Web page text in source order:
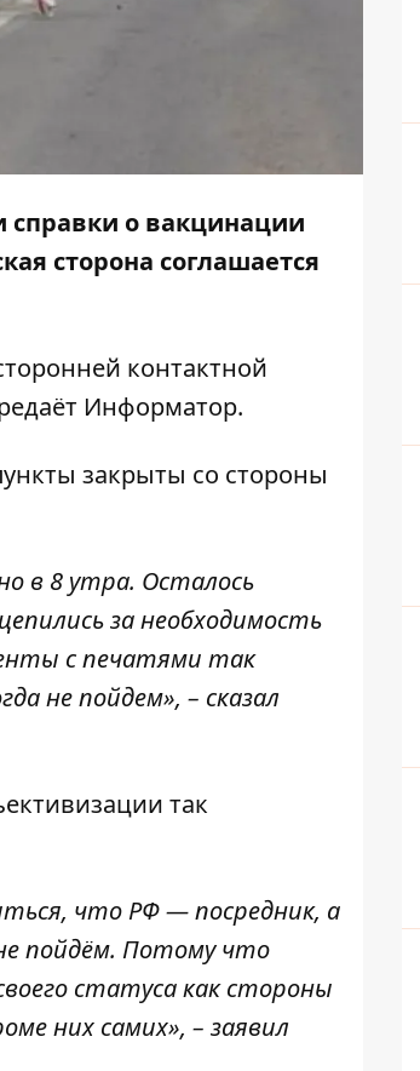
справки о вакцинации
сторона соглашается
контактной
Информатор.
закрыты со стороны
в 8 утра. Осталось
за необходимость
с печатями так
не пойдем», – сказал
так
что РФ — посредник, а
пойдём. Потому что
статуса как стороны
них самих», – заявил